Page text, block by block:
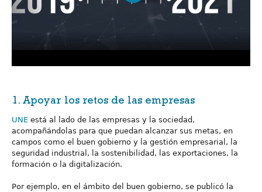
1. Apoyar los retos de las empresas
UNE está al lado de las empresas y la sociedad,
acompañándolas para que puedan alcanzar sus metas, en
campos como el buen gobierno y la gestión empresarial, la
seguridad industrial, la sostenibilidad, las exportaciones, la
formación o la digitalización.
Por ejemplo, en el ámbito del buen gobierno, se publicó la